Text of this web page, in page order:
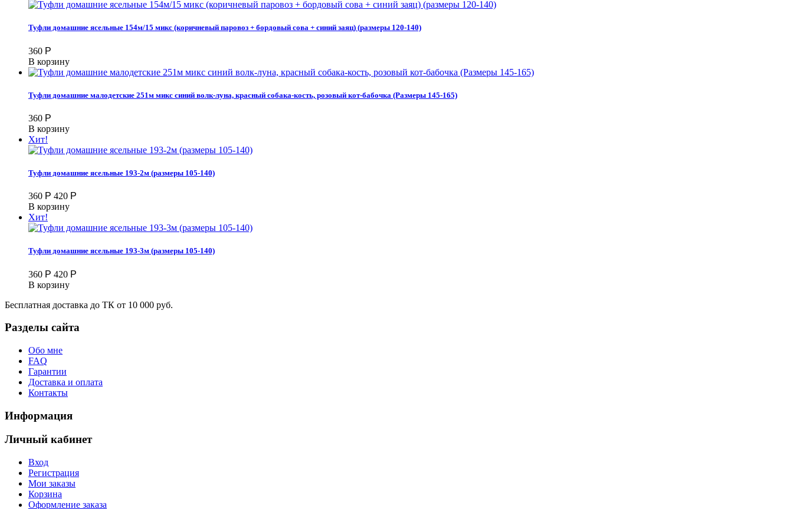
Туфли домашние ясельные 154м/15 микс (коричневый паровоз + бордовый сова + синий заяц) (размеры 120-140)
360 Р
В корзину
Туфли домашние малодетские 251м микс синий волк-луна, красный собака-кость, розовый кот-бабочка (Размеры 145-165)
360 Р
В корзину
Хит!
Туфли домашние ясельные 193-2м (размеры 105-140)
360 Р 420 Р
В корзину
Хит!
Туфли домашние ясельные 193-3м (размеры 105-140)
360 Р 420 Р
В корзину
Бесплатная доставка до ТК от 10 000 руб.
Разделы сайта
Обо мне
FAQ
Гарантии
Доставка и оплата
Контакты
Информация
Личный кабинет
Вход
Регистрация
Мои заказы
Корзина
Оформление заказа